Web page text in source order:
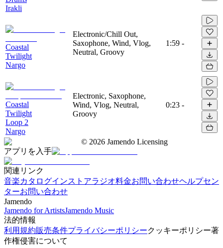
Irakli
Coastal
Twilight
Nargo
Electronic/Chill Out,
Saxophone, Wind, Vlog,
Neutral, Groovy
1:59 -
Coastal
Twilight
Loop 2
Nargo
Electronic, Saxophone,
Wind, Vlog, Neutral,
Groovy
0:23 -
© 2026 Jamendo Licensing
アプリを入手
関連リンク
音楽カタログインストアラジオ料金お問い合わせヘルプセン
ターお問い合わせ
Jamendo
Jamendo for ArtistsJamendo Music
法的情報
利用規約販売条件プライバシーポリシークッキーポリシー著
作権侵害について